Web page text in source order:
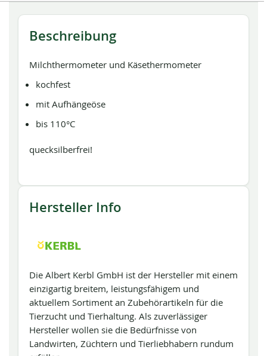
Beschreibung
Milchthermometer und Käsethermometer
kochfest
mit Aufhängeöse
bis 110°C
quecksilberfrei!
Hersteller Info
Die Albert Kerbl GmbH ist der Hersteller mit einem
einzigartig breitem, leistungsfähigem und
aktuellem Sortiment an Zubehörartikeln für die
Tierzucht und Tierhaltung. Als zuverlässiger
Hersteller wollen sie die Bedürfnisse von
Landwirten, Züchtern und Tierliebhabern rundum